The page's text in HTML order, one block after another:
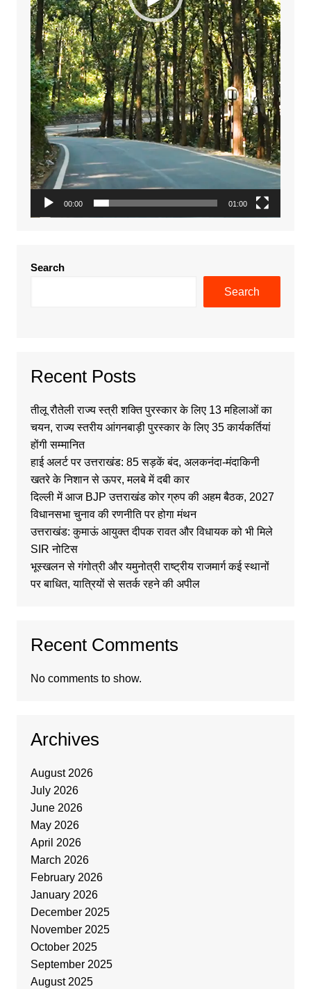
00:00 01:00
Search
Search
Recent Posts
तीलू रौतेली राज्य स्त्री शक्ति पुरस्कार के लिए 13 महिलाओं का
चयन, राज्य स्तरीय आंगनबाड़ी पुरस्कार के लिए 35 कार्यकर्तियां
होंगी सम्मानित
हाई अलर्ट पर उत्तराखंड: 85 सड़कें बंद, अलकनंदा-मंदाकिनी
खतरे के निशान से ऊपर, मलबे में दबी कार
दिल्ली में आज BJP उत्तराखंड कोर ग्रुप की अहम बैठक, 2027
विधानसभा चुनाव की रणनीति पर होगा मंथन
उत्तराखंड: कुमाऊं आयुक्त दीपक रावत और विधायक को भी मिले
SIR नोटिस
भूस्खलन से गंगोत्री और यमुनोत्री राष्ट्रीय राजमार्ग कई स्थानों
पर बाधित, यात्रियों से सतर्क रहने की अपील
Recent Comments
No comments to show.
Archives
August 2026
July 2026
June 2026
May 2026
April 2026
March 2026
February 2026
January 2026
December 2025
November 2025
October 2025
September 2025
August 2025